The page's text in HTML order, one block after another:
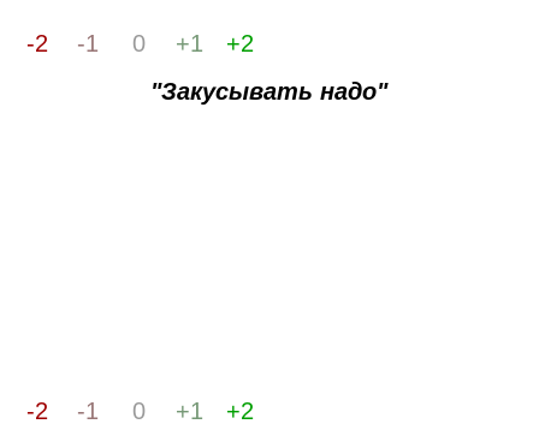
-2 -1 0 +1
+2
"Закусывать надо"
-2 -1 0 +1 +2